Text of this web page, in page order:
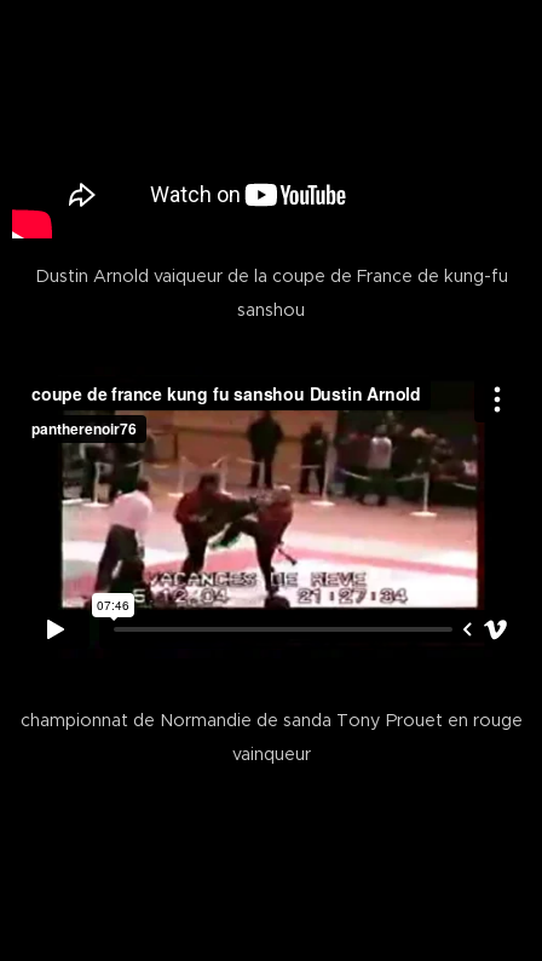
Dustin Arnold vaiqueur de la coupe de France de kung-fu
sanshou
championnat de Normandie de sanda Tony Prouet en rouge
vainqueur